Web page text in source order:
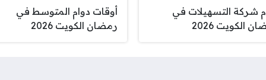
شركة التسهيلات في
الكويت 2026
أوقات دوام المتوسط في
رمضان الكويت 2026